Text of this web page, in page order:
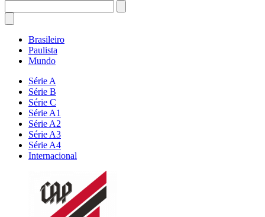
Brasileiro
Paulista
Mundo
Série A
Série B
Série C
Série A1
Série A2
Série A3
Série A4
Internacional